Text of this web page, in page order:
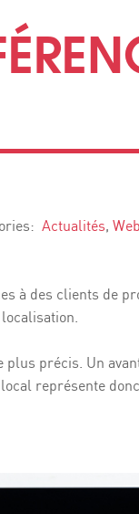
Actualités,
à des clients de
plus précis. Un
représente